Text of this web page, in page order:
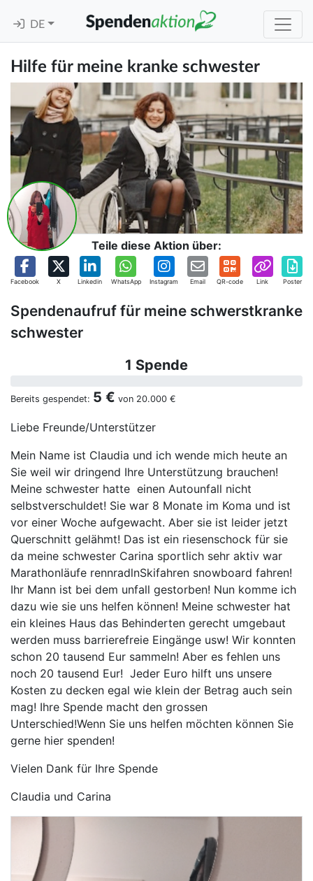
DE
Hilfe für meine kranke schwester
Teile diese Aktion über:
Facebook X Linkedin WhatsApp Instagram Email QR-code Link Poster
Spendenaufruf für meine schwerstkranke
schwester
1 Spende
Bereits gespendet: 5 € von 20.000 €
Liebe Freunde/Unterstützer
Mein Name ist Claudia und ich wende mich heute an
Sie weil wir dringend Ihre Unterstützung brauchen!
Meine schwester hatte einen Autounfall nicht
selbstverschuldet! Sie war 8 Monate im Koma und ist
vor einer Woche aufgewacht. Aber sie ist leider jetzt
Querschnitt gelähmt! Das ist ein riesenschock für sie
da meine schwester Carina sportlich sehr aktiv war
Marathonläufe rennradlnSkifahren snowboard fahren!
Ihr Mann ist bei dem unfall gestorben! Nun komme ich
dazu wie sie uns helfen können! Meine schwester hat
ein kleines Haus das Behinderten gerecht umgebaut
werden muss barrierefreie Eingänge usw! Wir konnten
schon 20 tausend Eur sammeln! Aber es fehlen uns
noch 20 tausend Eur! Jeder Euro hilft uns unsere
Kosten zu decken egal wie klein der Betrag auch sein
mag! Ihre Spende macht den grossen
Unterschied!Wenn Sie uns helfen möchten können Sie
gerne hier spenden!
Vielen Dank für Ihre Spende
Claudia und Carina